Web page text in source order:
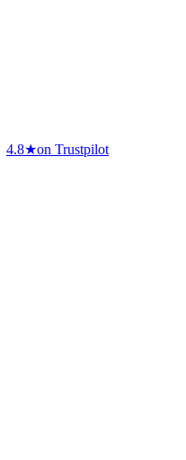
4.8★on Trustpilot